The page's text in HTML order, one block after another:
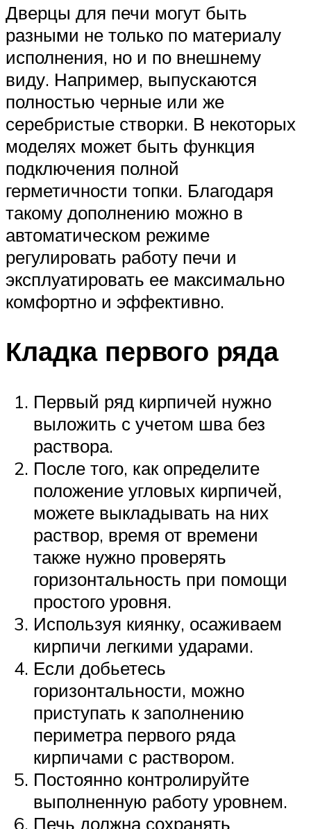
Дверцы для печи могут быть
разными не только по материалу
исполнения, но и по внешнему
виду. Например, выпускаются
полностью черные или же
серебристые створки. В некоторых
моделях может быть функция
подключения полной
герметичности топки. Благодаря
такому дополнению можно в
автоматическом режиме
регулировать работу печи и
эксплуатировать ее максимально
комфортно и эффективно.
Кладка первого ряда
Первый ряд кирпичей нужно
выложить с учетом шва без
раствора.
После того, как определите
положение угловых кирпичей,
можете выкладывать на них
раствор, время от времени
также нужно проверять
горизонтальность при помощи
простого уровня.
Используя киянку, осаживаем
кирпичи легкими ударами.
Если добьетесь
горизонтальности, можно
приступать к заполнению
периметра первого ряда
кирпичами с раствором.
Постоянно контролируйте
выполненную работу уровнем.
Печь должна сохранять